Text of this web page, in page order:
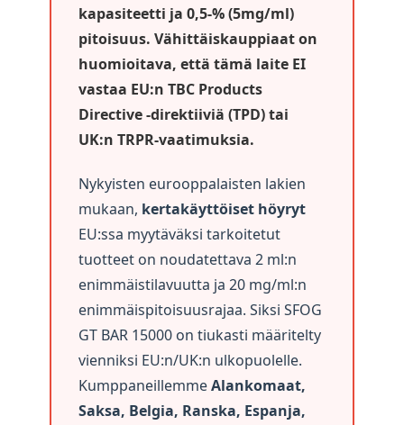
kapasiteetti ja 0,5-% (5mg/ml)
pitoisuus. Vähittäiskauppiaat on
huomioitava, että tämä laite EI
vastaa EU:n TBC Products
Directive -direktiiviä (TPD) tai
UK:n TRPR-vaatimuksia.
Nykyisten eurooppalaisten lakien
mukaan, kertakäyttöiset höyryt
EU:ssa myytäväksi tarkoitetut
tuotteet on noudatettava 2 ml:n
enimmäistilavuutta ja 20 mg/ml:n
enimmäispitoisuusrajaa. Siksi SFOG
GT BAR 15000 on tiukasti määritelty
vienniksi EU:n/UK:n ulkopuolelle.
KumppaneillemmeAlankomaat,
Saksa, Belgia, Ranska, Espanja,